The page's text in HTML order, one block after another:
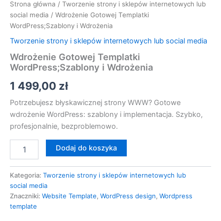
Strona główna / Tworzenie strony i sklepów internetowych lub
social media / Wdrożenie Gotowej Templatki
WordPress;Szablony i Wdrożenia
Tworzenie strony i sklepów internetowych lub social media
Wdrożenie Gotowej Templatki
WordPress;Szablony i Wdrożenia
1 499,00 zł
Potrzebujesz błyskawicznej strony WWW? Gotowe
wdrożenie WordPress: szablony i implementacja. Szybko,
profesjonalnie, bezproblemowo.
Dodaj do koszyka
Kategoria: Tworzenie strony i sklepów internetowych lub
social media
Znaczniki: Website Template, WordPress design, Wordpress
template